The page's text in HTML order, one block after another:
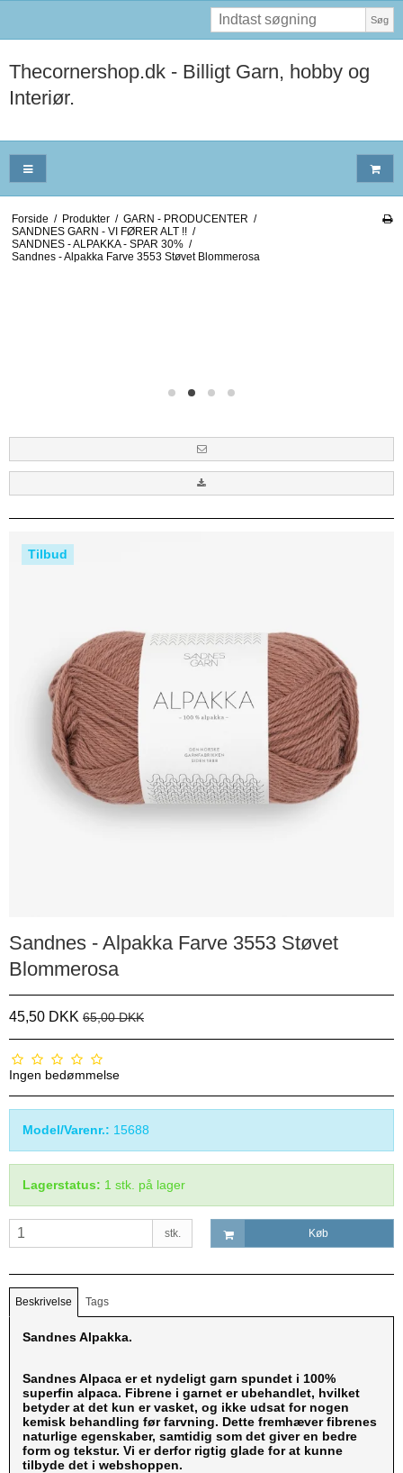
Søg
Thecornershop.dk - Billigt Garn, hobby og
Interiør.
Forside / Produkter / GARN - PRODUCENTER /
SANDNES GARN - VI FØRER ALT !! /
SANDNES - ALPAKKA - SPAR 30% /
Sandnes - Alpakka Farve 3553 Støvet Blommerosa
Tilbud
Sandnes - Alpakka Farve 3553 Støvet
Blommerosa
45,50 DKK 65,00 DKK
Ingen bedømmelse
Model/Varenr.: 15688
Lagerstatus: 1 stk. på lager
stk. Køb
Beskrivelse Tags
Sandnes Alpakka.
Sandnes Alpaca er et nydeligt garn spundet i 100%
superfin alpaca. Fibrene i garnet er ubehandlet, hvilket
betyder at det kun er vasket, og ikke udsat for nogen
kemisk behandling før farvning. Dette fremhæver fibrenes
naturlige egenskaber, samtidig som det giver en bedre
form og tekstur. Vi er derfor rigtig glade for at kunne
tilbyde det i webshoppen.